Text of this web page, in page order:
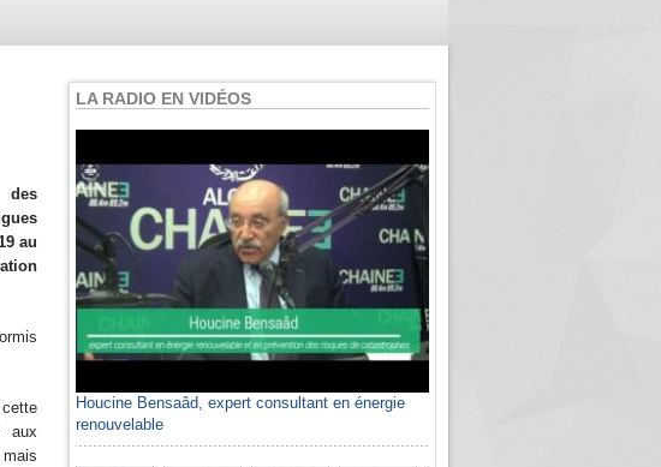
des
au
aux
LA RADIO EN VIDÉOS
Houcine Bensaâd, expert consultant en énergie
renouvelable